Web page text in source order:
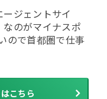
ジェントサイ
なのがマイナスポ
ので首都圏で仕事
こちら